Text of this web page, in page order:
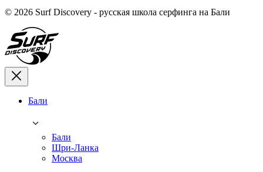
© 2026 Surf Discovery - русская школа серфинга на Бали
Бали
Бали
Шри-Ланка
Москва